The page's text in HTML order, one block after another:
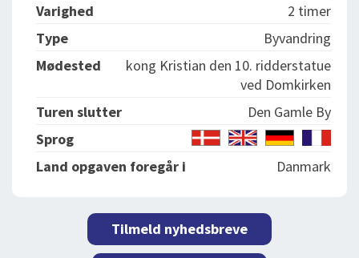
Varighed
2 timer
Type
Byvandring
Mødested
kong Kristian den 10. ridderstatue
ved Domkirken
Turen slutter
Den Gamle By
Sprog
Land opgaven foregår i
Danmark
Tilmeld nyhedsbreve